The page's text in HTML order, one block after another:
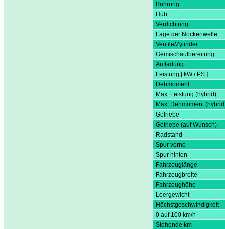
Bohrung
Hub
Verdichtung
Lage der Nockenwelle
Ventile/Zylinder
Gemischaufbereitung
Aufladung
Leistung [ kW / PS ]
Dehmoment
Max. Leistung (hybrid)
Max. Dehmoment
Getriebe
Getriebe (auf Wunsch)
Radstand
Spur vorne
Spur hinten
Fahrzeuglänge
Fahrzeugbreite
Fahrzeughöhe
Leergewicht
Höchstgeschwindigkeit
0 auf 100 km/h
Stehende km